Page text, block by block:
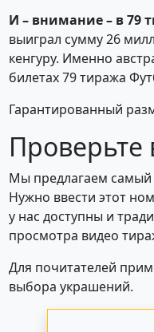
И – внимание – в 79
выиграл сумму 26
кенгуру. Именно
билетах 79 тиража
Гарантированный
Мы предлагаем
Нужно ввести этот
у нас доступны и
просмотра видео
Для почитателей
выбора украшений.